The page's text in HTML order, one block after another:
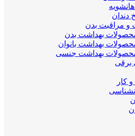
دندان
و مراقبت بدن
بهداشت بدن
بهداشت بانوان
بهداشت جنسی
برقی
کار